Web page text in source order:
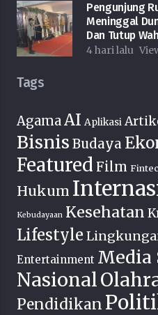
Pengunjung
Meninggal
Dan Tutup
4 hari lalu
Tags
AgamaAI Aplikasi
Bisnis Budaya
Featured Film
Hukum
Kebudayaan Kesehatan
Lifestyle
Entertainment Media
Nasional
Pendidikan